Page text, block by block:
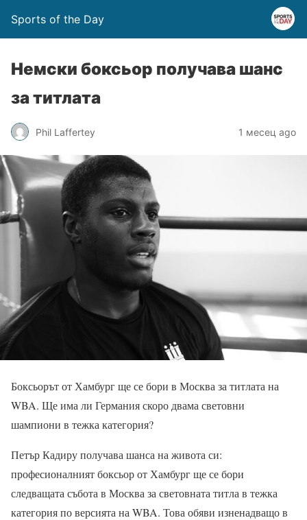
Sports of the Day
Немски боксьор получава шанс
за титлата
Phil Laffertey 1 месец ago
Боксьорът от Хамбург ще се бори в Москва за титлата на
WBA. Ще има ли Германия скоро двама световни
шампиони в тежка категория?
Петър Кадиру получава шанса на живота си:
професионалният боксьор от Хамбург ще се бори
следващата събота в Москва за световната титла в тежка
категория по версията на WBA. Това обяви изненадващо в